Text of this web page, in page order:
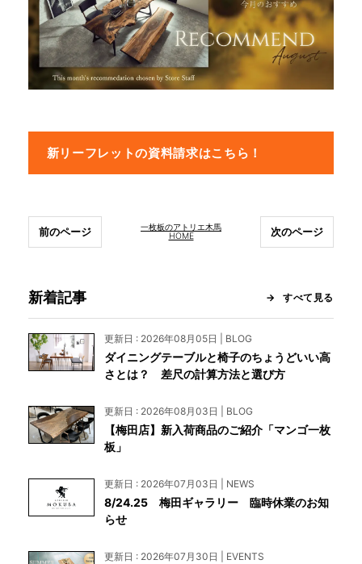
お問い合わせ
新リーフレットの資料請求はこちら！
一枚板のアトリエ木馬
HOME
前のページ 次のページ
新着記事 すべて見る
更新日 : 2026年08月05日 | BLOG
ダイニングテーブルと椅子のちょうどいい高
さとは？ 差尺の計算方法と選び方
更新日 : 2026年08月03日 | BLOG
【梅田店】新入荷商品のご紹介「マンゴ一枚
板」
更新日 : 2026年07月03日 | NEWS
8/24.25 梅田ギャラリー 臨時休業のお知
らせ
更新日 : 2026年07月30日 | EVENTS